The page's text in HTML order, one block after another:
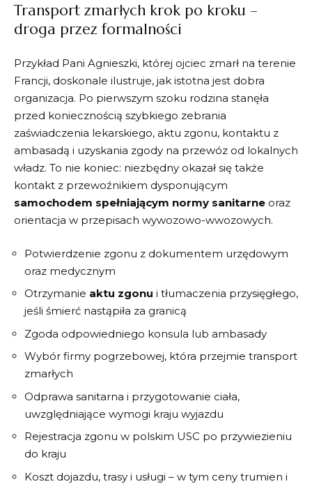
Transport zmarłych krok po kroku –
droga przez formalności
Przykład Pani Agnieszki, której ojciec zmarł na terenie
Francji, doskonale ilustruje, jak istotna jest dobra
organizacja. Po pierwszym szoku rodzina stanęła
przed koniecznością szybkiego zebrania
zaświadczenia lekarskiego, aktu zgonu, kontaktu z
ambasadą i uzyskania zgody na przewóz od lokalnych
władz. To nie koniec: niezbędny okazał się także
kontakt z przewoźnikiem dysponującym
samochodem spełniającym normy sanitarne oraz
orientacja w przepisach wywozowo-wwozowych.
Potwierdzenie zgonu z dokumentem urzędowym
oraz medycznym
Otrzymanie aktu zgonu i tłumaczenia przysięgłego,
jeśli śmierć nastąpiła za granicą
Zgoda odpowiedniego konsula lub ambasady
Wybór firmy pogrzebowej, która przejmie transport
zmarłych
Odprawa sanitarna i przygotowanie ciała,
uwzględniające wymogi kraju wyjazdu
Rejestracja zgonu w polskim USC po przywiezieniu
do kraju
Koszt dojazdu, trasy i usługi – w tym ceny trumien i